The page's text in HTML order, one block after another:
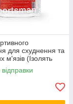
для схуднення та
м'язів (Ізолять
+ BCAA 4:1:1 +